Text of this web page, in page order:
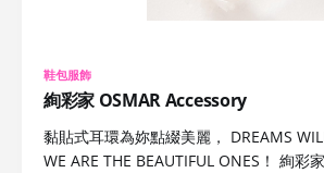
鞋包服飾
絢彩家 OSMAR Accessory
黏貼式耳環為妳點綴美麗， DREAMS
WE ARE THE BEAUTIFUL ONES！ 絢彩